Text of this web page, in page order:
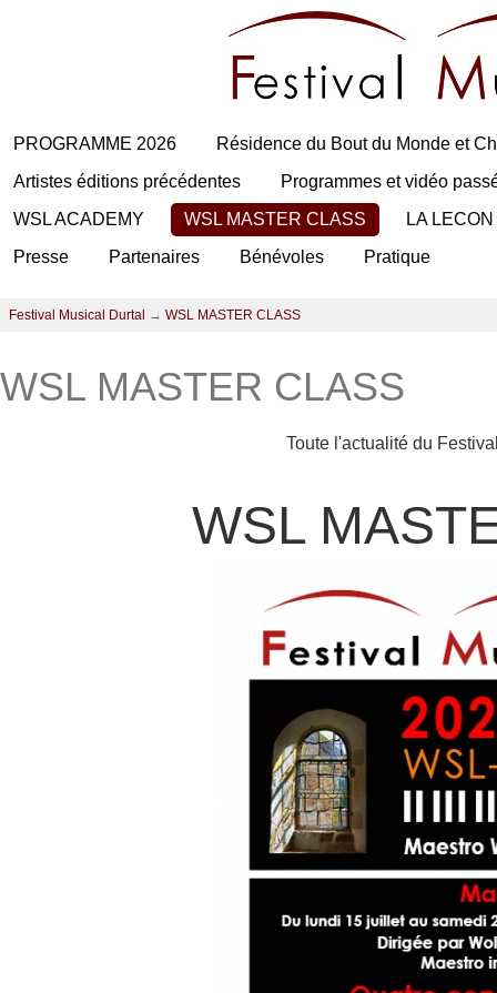
PROGRAMME 2026
Résidence du Bout du Monde et
Artistes éditions précédentes
Programmes et vidéo
WSL ACADEMY
WSL MASTER CLASS
LA
Presse
Partenaires Bénévoles Pratique
Festival Musical Durtal → WSL MASTER CLASS
WSL MASTER CLASS
Toute l'actualité du
WSL